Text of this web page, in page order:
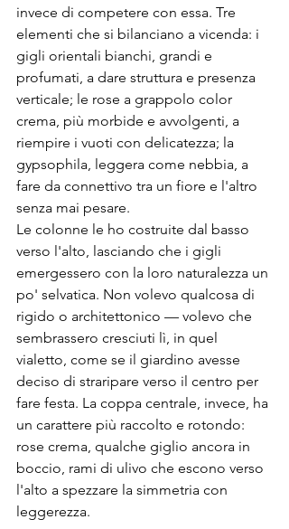
invece di competere con essa. Tre
elementi che si bilanciano a vicenda: i
gigli orientali bianchi, grandi e
profumati, a dare struttura e presenza
verticale; le rose a grappolo color
crema, più morbide e avvolgenti, a
riempire i vuoti con delicatezza; la
gypsophila, leggera come nebbia, a
fare da connettivo tra un fiore e l'altro
senza mai pesare.
Le colonne le ho costruite dal basso
verso l'alto, lasciando che i gigli
emergessero con la loro naturalezza un
po' selvatica. Non volevo qualcosa di
rigido o architettonico — volevo che
sembrassero cresciuti lì, in quel
vialetto, come se il giardino avesse
deciso di straripare verso il centro per
fare festa. La coppa centrale, invece, ha
un carattere più raccolto e rotondo:
rose crema, qualche giglio ancora in
boccio, rami di ulivo che escono verso
l'alto a spezzare la simmetria con
leggerezza.